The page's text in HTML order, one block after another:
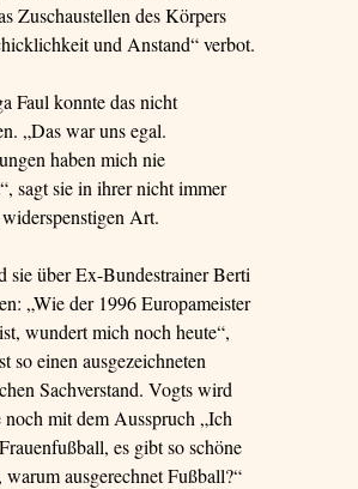
Zuschaustellen des Körpers
und Anstand“ verbot.
Faul konnte das nicht
„Das war uns egal.
haben mich nie
sagt sie in ihrer nicht immer
Art.
sie über Ex-Bundestrainer Berti
„Wie der 1996 Europameister
wundert mich noch heute“,
so einen ausgezeichneten
Sachverstand. Vogts wird
noch mit dem Ausspruch „Ich
es gibt so schöne
warum ausgerechnet Fußball?“